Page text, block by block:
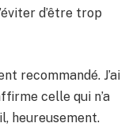
d’être trop
recommandé. J’ai
celle qui n’a
heureusement.